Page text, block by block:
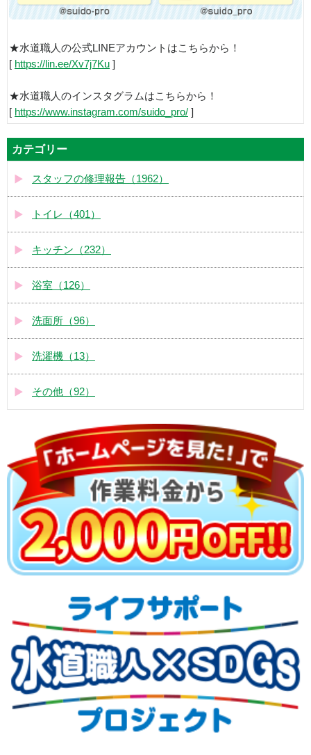
★水道職人の公式LINEアカウントはこちらから！
[ https://lin.ee/Xv7j7Ku ]
★水道職人のインスタグラムはこちらから！
[ https://www.instagram.com/suido_pro/ ]
カテゴリー
スタッフの修理報告（1962）
トイレ（401）
キッチン（232）
浴室（126）
洗面所（96）
洗濯機（13）
その他（92）